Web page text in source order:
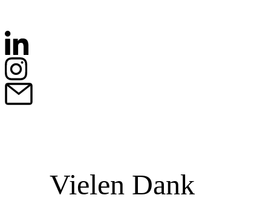
Vielen Dank